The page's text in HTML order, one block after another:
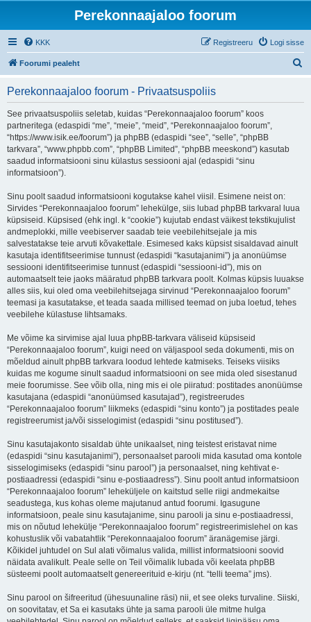
Perekonnaajaloo foorum
KKK Logi sisse
Registreeru
Foorumi pealeht
Perekonnaajaloo foorum - Privaatsuspoliis
See privaatsuspoliis seletab, kuidas “Perekonnaajaloo foorum” koos
partneritega (edaspidi “me”, “meie”, “meid”, “Perekonnaajaloo foorum”,
“https://www.isik.ee/foorum”) ja phpBB (edaspidi “see”, “selle”, “phpBB
tarkvara”, “www.phpbb.com”, “phpBB Limited”, “phpBB meeskond”) kasutab
saadud informatsiooni sinu külastus sessiooni ajal (edaspidi “sinu
informatsioon”).
Sinu poolt saadud informatsiooni kogutakse kahel viisil. Esimene neist on:
Sirvides “Perekonnaajaloo foorum” lehekülge, siis lubad phpBB tarkvaral luua
küpsiseid. Küpsised (ehk ingl. k “cookie”) kujutab endast väikest tekstikujulist
andmeplokki, mille veebiserver saadab teie veebilehitsejale ja mis
salvestatakse teie arvuti kõvakettale. Esimesed kaks küpsist sisaldavad ainult
kasutaja identifitseerimise tunnust (edaspidi “kasutajanimi”) ja anonüümse
sessiooni identifitseerimise tunnust (edaspidi “sessiooni-id”), mis on
automaatselt teie jaoks määratud phpBB tarkvara poolt. Kolmas küpsis luuakse
alles siis, kui oled oma veebilehitsejaga sirvinud “Perekonnaajaloo foorum”
teemasi ja kasutatakse, et teada saada millised teemad on juba loetud, tehes
veebilehe külastuse lihtsamaks.
Me võime ka sirvimise ajal luua phpBB-tarkvara väliseid küpsiseid
“Perekonnaajaloo foorum”, kuigi need on väljaspool seda dokumenti, mis on
mõeldud ainult phpBB tarkvara loodud lehtede katmiseks. Teiseks viisiks
kuidas me kogume sinult saadud informatsiooni on see mida oled sisestanud
meie foorumisse. See võib olla, ning mis ei ole piiratud: postitades anonüümse
kasutajana (edaspidi “anonüümsed kasutajad”), registreerudes
“Perekonnaajaloo foorum” liikmeks (edaspidi “sinu konto”) ja postitades peale
registreerumist ja/või sisselogimist (edaspidi “sinu postitused”).
Sinu kasutajakonto sisaldab ühte unikaalset, ning teistest eristavat nime
(edaspidi “sinu kasutajanimi”), personaalset parooli mida kasutad oma kontole
sisselogimiseks (edaspidi “sinu parool”) ja personaalset, ning kehtivat e-
postiaadressi (edaspidi “sinu e-postiaadress”). Sinu poolt antud informatsioon
“Perekonnaajaloo foorum” leheküljele on kaitstud selle riigi andmekaitse
seadustega, kus kohas oleme majutanud antud foorumi. Igasugune
informatsioon, peale sinu kasutajanime, sinu parooli ja sinu e-postiaadressi,
mis on nõutud lehekülje “Perekonnaajaloo foorum” registreerimislehel on kas
kohustuslik või vabatahtlik “Perekonnaajaloo foorum” äranägemise järgi.
Kõikidel juhtudel on Sul alati võimalus valida, millist informatsiooni soovid
näidata avalikult. Peale selle on Teil võimalik lubada või keelata phpBB
süsteemi poolt automaatselt genereerituid e-kirju (nt. “telli teema” jms).
Sinu parool on šifreeritud (ühesuunaline räsi) nii, et see oleks turvaline. Siiski,
on soovitatav, et Sa ei kasutaks ühte ja sama parooli üle mitme hulga